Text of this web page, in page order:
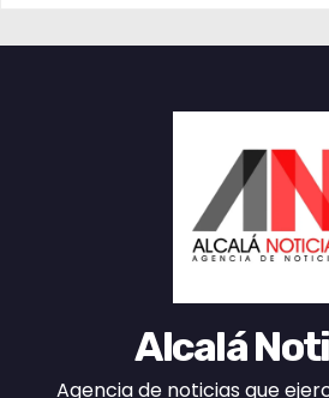
Alcalá
Agencia de noticias que